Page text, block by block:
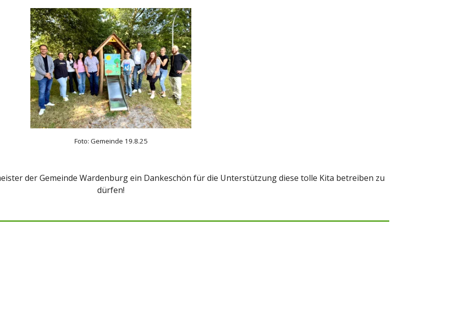
Foto: Gemeinde 19.8.25
der Gemeinde Wardenburg ein Dankeschön für die Unterstützung diese tolle Kita betreiben zu
dürfen!